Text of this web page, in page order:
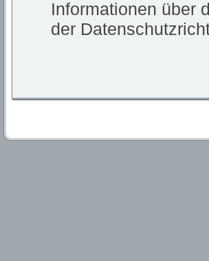
Informationen über
der